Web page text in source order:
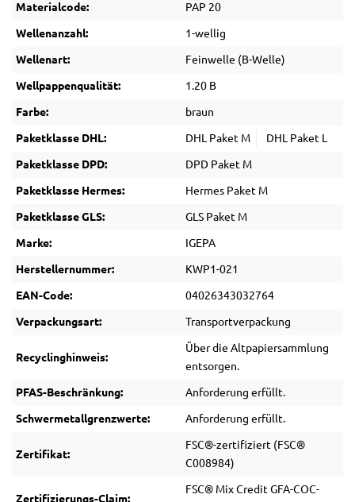
Materialcode: PAP 20
Wellenanzahl: 1-wellig
Wellenart: Feinwelle (B-Welle)
Wellpappenqualität: 1.20 B
Farbe: braun
Paketklasse DHL: DHL Paket M DHL Paket L
Paketklasse DPD: DPD Paket M
Paketklasse Hermes: Hermes Paket M
Paketklasse GLS: GLS Paket M
Marke: IGEPA
Herstellernummer: KWP1-021
EAN-Code: 04026343032764
Verpackungsart: Transportverpackung
Recyclinghinweis:
Über die Altpapiersammlung
entsorgen.
PFAS-Beschränkung: Anforderung erfüllt.
Schwermetallgrenzwerte: Anforderung erfüllt.
Zertifikat:
FSC®-zertifiziert (FSC®
C008984)
Zertifizierungs-Claim:
FSC® Mix Credit GFA-COC-